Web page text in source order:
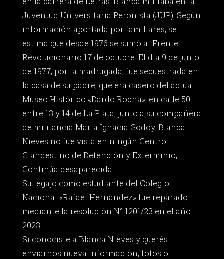
Juventud Universitaria Peronista (JUP). Según
información aportada por familiares, se
estima que desde 1976 se sumó al Frente
Revolucionario 17 de octubre. El día 9 de junio
de 1977, por la madrugada, fue secuestrada en
la casa de su padre, que era casero del actual
Museo Histórico «Dardo Rocha», en calle 50
entre 13 y 14 de La Plata, junto a su compañera
de militancia María Ignacia Godoy. Blanca
Nieves no fue vista en ningún Centro
Clandestino de Detención y Exterminio,
Continúa desaparecida.
Su legajo como estudiante del Colegio
Nacional «Rafael Hernández» fue reparado
mediante la resolución N° 1201/23 en el año
2023.
Si conociste a Blanca Nieves y querés
enviarnos nueva información, fotos o